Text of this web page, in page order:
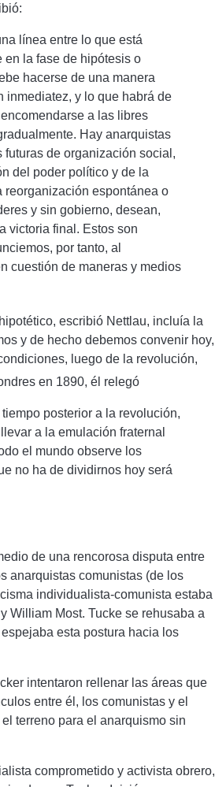
línea entre lo que está
en la fase de hipótesis o
hacerse de una manera
inmediatez, y lo que habrá de
a las libres
Hay anarquistas
de organización social,
del poder político y de la
reorganización espontánea o
y sin gobierno, desean,
victoria final. Estos son
por tanto, al
cuestión de maneras y medios
escribió Nettlau, incluía la
y de hecho debemos convenir hoy,
luego de la revolución,
en 1890, él relegó
posterior a la revolución,
a la emulación fraternal
el mundo observe los
no ha de dividirnos hoy será
de una rencorosa disputa entre
anarquistas comunistas (de los
individualista-comunista estaba
William Most. Tucke se rehusaba a
esta postura hacia los
intentaron rellenar las áreas que
entre él, los comunistas y el
terreno para el anarquismo sin
comprometido y activista obrero,